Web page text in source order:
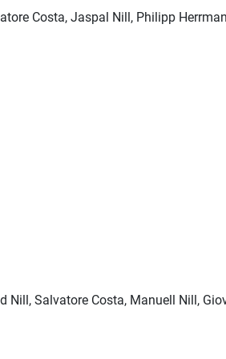
Costa, Jaspal Nill, Philipp
Nill, Salvatore Costa, Manuell Nill,